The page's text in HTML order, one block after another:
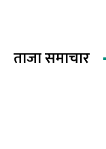
ताजा समाचार